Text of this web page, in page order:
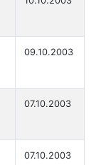
09.10.2003
07.10.2003
07.10.2003